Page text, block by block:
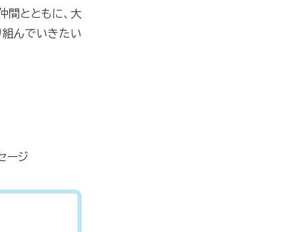
間とともに、大
組んでいきたい
ージ